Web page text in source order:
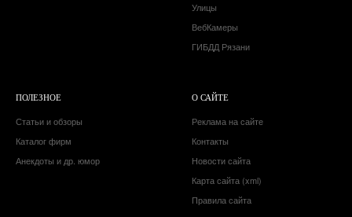
Улицы
ВебКамеры
ГИБДД Рязани
ПОЛЕЗНОЕ
Статьи и обзоры
Каталог фирм
Анекдоты и др. юмор
О САЙТЕ
Реклама на сайте
Контакты
Новости сайта
Карта сайта (xml)
Правила сайта